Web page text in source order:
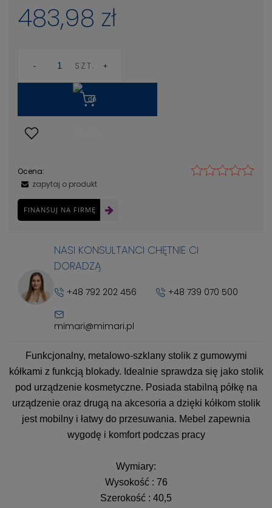
483,98 zł
SZT.
Ocena:
zapytaj o produkt
FINANSUJ NA FIRMĘ
NASI KONSULTANCI CHĘTNIE CI
DORADZĄ
+48 792 202 456 +48 739 070 500
mimari@mimari.pl
Funkcjonalny, metalowo-szklany stolik z gumowymi
kółkami z funkcją blokady. Idealnie sprawdza się jako stolik
pod urządzenie kosmetyczne. Posiada stabilną półkę na
urządzenie oraz drugą na akcesoria a dzięki kółkom stolik
jest mobilny i łatwy do przesuwania. Mebel zapewnia
wygodę i komfort podczas pracy
Wymiary:
Wysokość : 76
Szerokość : 40,5